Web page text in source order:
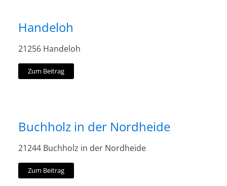
Handeloh
21256 Handeloh
Zum Beitrag
Buchholz in der Nordheide
21244 Buchholz in der Nordheide
Zum Beitrag